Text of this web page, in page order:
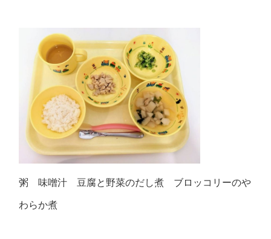
粥 味噌汁 豆腐と野菜のだし煮 ブロッコリーのや
わらか煮